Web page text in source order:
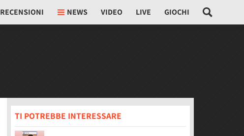
RECENSIONI NEWS VIDEO LIVE GIOCHI
TI POTREBBE INTERESSARE